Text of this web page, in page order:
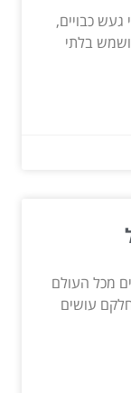
כבויים,
בלתי
מכל העולם
עושים